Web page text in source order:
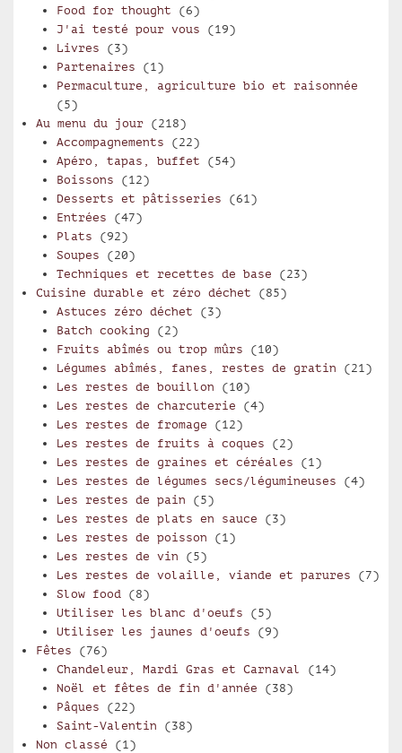
Food for thought (6)
J'ai testé pour vous (19)
Livres (3)
Partenaires (1)
Permaculture, agriculture bio et raisonnée
(5)
Au menu du jour (218)
Accompagnements (22)
Apéro, tapas, buffet (54)
Boissons (12)
Desserts et pâtisseries (61)
Entrées (47)
Plats (92)
Soupes (20)
Techniques et recettes de base (23)
Cuisine durable et zéro déchet (85)
Astuces zéro déchet (3)
Batch cooking (2)
Fruits abîmés ou trop mûrs (10)
Légumes abîmés, fanes, restes de gratin (21)
Les restes de bouillon (10)
Les restes de charcuterie (4)
Les restes de fromage (12)
Les restes de fruits à coques (2)
Les restes de graines et céréales (1)
Les restes de légumes secs/légumineuses (4)
Les restes de pain (5)
Les restes de plats en sauce (3)
Les restes de poisson (1)
Les restes de vin (5)
Les restes de volaille, viande et parures (7)
Slow food(8)
Utiliser les blanc d'oeufs (5)
Utiliser les jaunes d'oeufs (9)
Fêtes (76)
Chandeleur, Mardi Gras et Carnaval (14)
Noël et fêtes de fin d'année (38)
Pâques (22)
Saint-Valentin (38)
Non classé (1)